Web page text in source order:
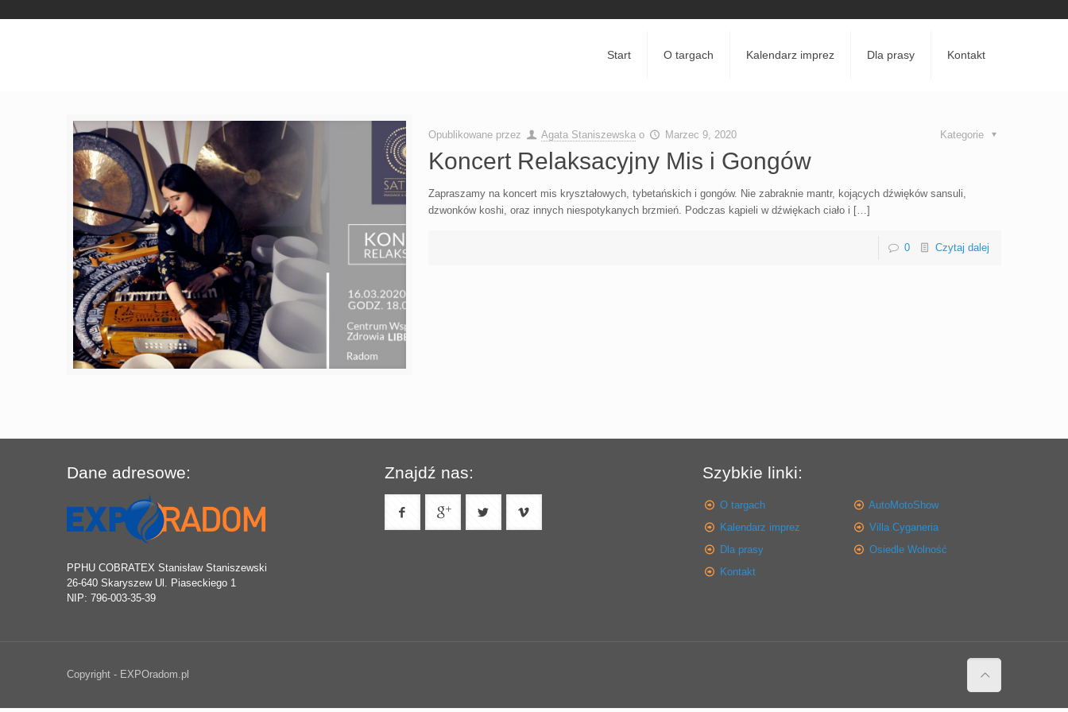
Start O targach Kalendarz imprez Dla prasy Kontakt
Opublikowane przez Agata Staniszewska o Marzec 9, 2020 Kategorie
Koncert Relaksacyjny Mis i Gongów
Zapraszamy na koncert mis kryształowych, tybetańskich i gongów. Nie zabraknie mantr, kojących dźwięków sansuli,
dzwonków koshi, oraz innych niespotykanych brzmień. Podczas kąpieli w dźwiękach ciało i […]
0 Czytaj dalej
Dane adresowe:
PPHU COBRATEX Stanisław Staniszewski
26-640 Skaryszew Ul. Piaseckiego 1
NIP: 796-003-35-39
Znajdź nas: Szybkie linki:
O targach
Kalendarz imprez
Dla prasy
Kontakt
AutoMotoShow
Villa Cyganeria
Osiedle Wolność
Copyright - EXPOradom.pl